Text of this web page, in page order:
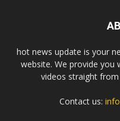
hot news update is your
website. We provide you
videos straight
Contact us: